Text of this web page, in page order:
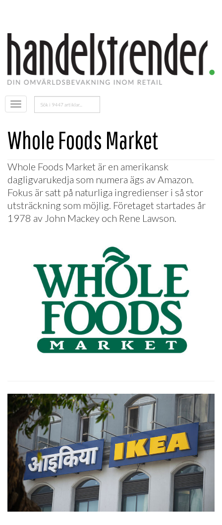
Öppna
menyn
Sök
efter:
Whole Foods Market
Whole Foods Market är en amerikansk
dagligvarukedja som numera ägs av Amazon.
Fokus är satt på naturliga ingredienser i så stor
utsträckning som möjlig. Företaget startades år
1978 av John Mackey och Rene Lawson.